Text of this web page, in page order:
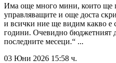
Има още много мини, които ще
управляващите и още доста
и всички ние ще видим какво е
години. Очевидно бюджетният
последните месеци.“ ...
03 Юни 2026 15:58 ч.